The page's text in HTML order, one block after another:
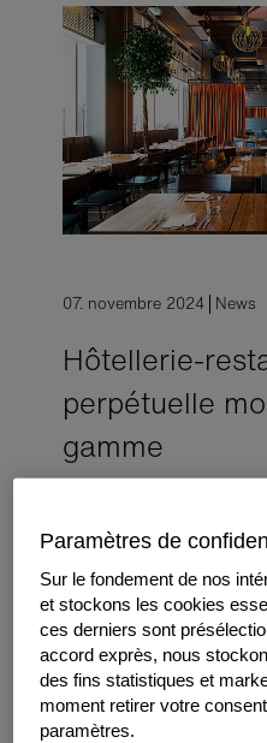
07. novembre 2024 News
Hôtellerie-
perpétuelle
gamme
technologies ne
professionnels de
impératif
et compétitifs.
Le salonEquipHotela
constante métamorphose
hausse. En 2023, le
Paramètres de
Sur le fondement de nos
et stockons les cookies
ces derniers sont
accord exprès, nous
des fins statistiques et
moment retirer votre
paramètres.